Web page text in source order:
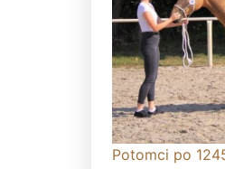
Potomci po